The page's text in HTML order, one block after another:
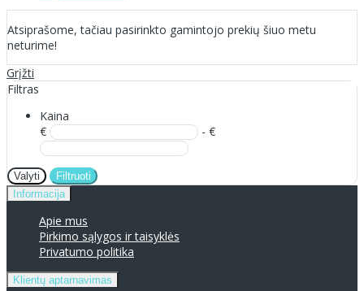
Atsiprašome, tačiau pasirinkto gamintojo prekių šiuo metu
neturime!
Grįžti
Filtras
Kaina
€
- €
Valyti
Filtruoti
Informacija
Apie mus
Pirkimo sąlygos ir taisyklės
Privatumo politika
Klientų aptarnavimas